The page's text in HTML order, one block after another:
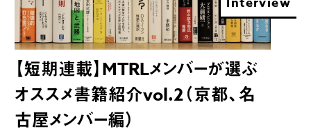
【短期連載】MTRLメンバーが選ぶ
オススメ書籍紹介vol.2（京都、名
古屋メンバー編）